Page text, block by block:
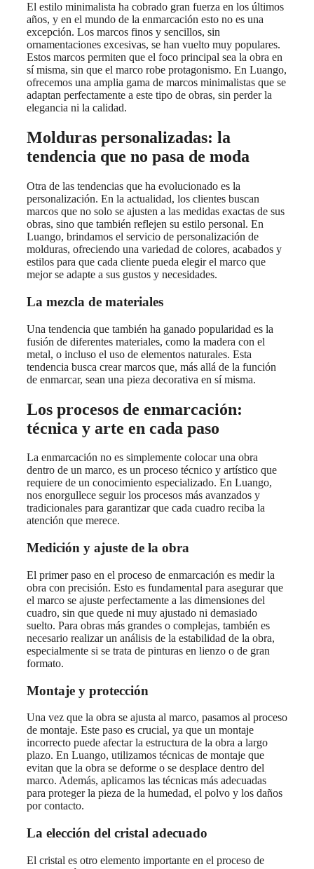
El estilo minimalista ha cobrado gran fuerza en los últimos
años, y en el mundo de la enmarcación esto no es una
excepción. Los marcos finos y sencillos, sin
ornamentaciones excesivas, se han vuelto muy populares.
Estos marcos permiten que el foco principal sea la obra en
sí misma, sin que el marco robe protagonismo. En Luango,
ofrecemos una amplia gama de marcos minimalistas que se
adaptan perfectamente a este tipo de obras, sin perder la
elegancia ni la calidad.
Molduras personalizadas: la
tendencia que no pasa de moda
Otra de las tendencias que ha evolucionado es la
personalización. En la actualidad, los clientes buscan
marcos que no solo se ajusten a las medidas exactas de sus
obras, sino que también reflejen su estilo personal. En
Luango, brindamos el servicio de personalización de
molduras, ofreciendo una variedad de colores, acabados y
estilos para que cada cliente pueda elegir el marco que
mejor se adapte a sus gustos y necesidades.
La mezcla de materiales
Una tendencia que también ha ganado popularidad es la
fusión de diferentes materiales, como la madera con el
metal, o incluso el uso de elementos naturales. Esta
tendencia busca crear marcos que, más allá de la función
de enmarcar, sean una pieza decorativa en sí misma.
Los procesos de enmarcación:
técnica y arte en cada paso
La enmarcación no es simplemente colocar una obra
dentro de un marco, es un proceso técnico y artístico que
requiere de un conocimiento especializado. En Luango,
nos enorgullece seguir los procesos más avanzados y
tradicionales para garantizar que cada cuadro reciba la
atención que merece.
Medición y ajuste de la obra
El primer paso en el proceso de enmarcación es medir la
obra con precisión. Esto es fundamental para asegurar que
el marco se ajuste perfectamente a las dimensiones del
cuadro, sin que quede ni muy ajustado ni demasiado
suelto. Para obras más grandes o complejas, también es
necesario realizar un análisis de la estabilidad de la obra,
especialmente si se trata de pinturas en lienzo o de gran
formato.
Montaje y protección
Una vez que la obra se ajusta al marco, pasamos al proceso
de montaje. Este paso es crucial, ya que un montaje
incorrecto puede afectar la estructura de la obra a largo
plazo. En Luango, utilizamos técnicas de montaje que
evitan que la obra se deforme o se desplace dentro del
marco. Además, aplicamos las técnicas más adecuadas
para proteger la pieza de la humedad, el polvo y los daños
por contacto.
La elección del cristal adecuado
El cristal es otro elemento importante en el proceso de